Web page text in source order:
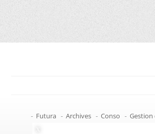
- Futura - Archives - Conso - Gestion